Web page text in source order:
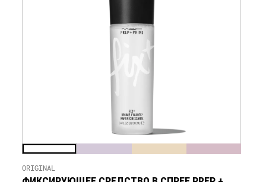
ORIGINAL